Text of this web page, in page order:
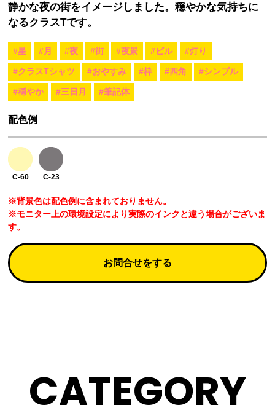
静かな夜の街をイメージしました。穏やかな気持ちに
なるクラスTです。
#星 #月 #夜 #街 #夜景 #ビル #灯り
#クラスTシャツ #おやすみ #枠 #四角 #シンプル
#穏やか #三日月 #筆記体
配色例
C-60 C-23
※背景色は配色例に含まれておりません。
※モニター上の環境設定により実際のインクと違う場合がございま
す。
お問合せをする
CATEGORY